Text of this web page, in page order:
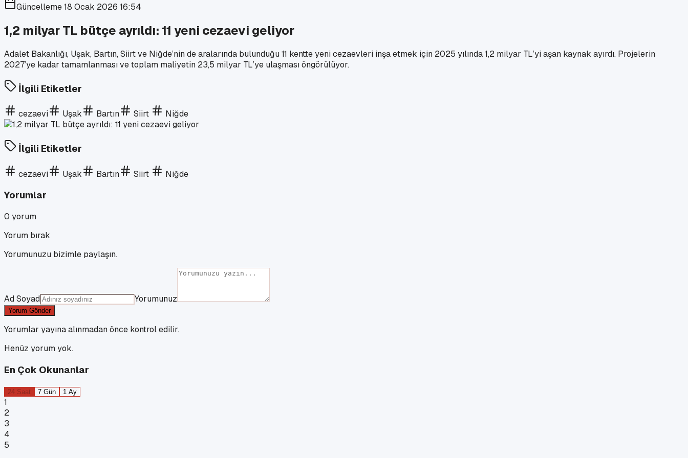
Güncelleme18 Ocak 2026 16:54
1,2 milyar TL bütçe ayrıldı: 11 yeni cezaevi geliyor
Adalet Bakanlığı, Uşak, Bartın, Siirt ve Niğde’nin de aralarında bulunduğu 11 kentte yeni cezaevleri inşa etmek için 2025 yılında 1,2 milyar TL’yi aşan kaynak ayırdı. Projelerin
2027’ye kadar tamamlanması ve toplam maliyetin 23,5 milyar TL’ye ulaşması öngörülüyor.
İlgili Etiketler
cezaevi Uşak Bartın Siirt Niğde
İlgili Etiketler
cezaevi Uşak Bartın Siirt Niğde
Yorumlar
0 yorum
Yorum bırak
Yorumunuzu bizimle paylaşın.
Ad Soyad Yorumunuz
Yorum Gönder
Yorumlar yayına alınmadan önce kontrol edilir.
Henüz yorum yok.
En Çok Okunanlar
24 Saat 7 Gün 1 Ay
1
2
3
4
5